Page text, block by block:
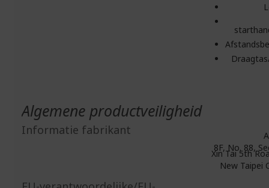
Algemene productveiligheid
Informatie fabrikant
8F, No. 88,
Xin Tai 5th
New Taipei